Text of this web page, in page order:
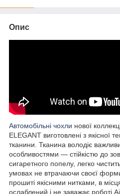
Опис
Автомобільні чохли нової
ELEGANT виготовлені з якісної
тканини. Тканина володіє
особливостями — стійкістю до
сигаретного попелу, легко
умовах не втрачаючи своєї
прошиті якісними нитками, в
ослаблений і не заважає роботі